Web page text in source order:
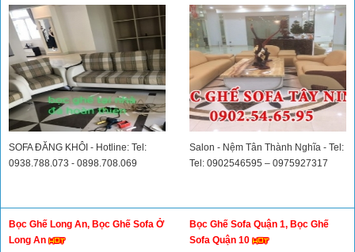
SOFA ĐĂNG KHÔI - Hotline: Tel:
0938.788.073 - 0898.708.069
Salon - Nệm Tân Thành Nghĩa - Tel:
Tel: 0902546595 – 0975927317
Bọc Ghế Long An, Bọc Ghế Sofa Ở
Long An
Bọc Ghế Sofa Quận 1, Bọc Ghế
Sofa Quận 10